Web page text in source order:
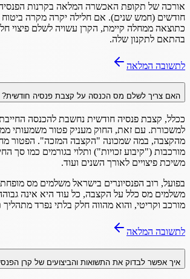
חודשים (חמש שנים). אם חלילה יקרה מקרה ביטוח
כתוצאה ממחלה קיימת, הקרן עשויה לשלם פיצוי
בהתאם לתקנון שלה.
לתשובה המלאה
האם צריך לשלם מס הכנסה על קצבת פנסיה חודשית?
ככלל, קצבת פנסיה חודשית נחשבת להכנסה
למשכורת. עם זאת, החוק מעניק פטור משמעותי
מהקצבה, במה שמכונה "הקצבה המזכה". הפטור
מורכבות ("קיבוע זכויות") ותלוי בגורמים כמו סך
משיכת פיצויים לאורך השנים ועוד.
בפועל, רוב הפנסיונרים בישראל משלמים מס
משלמים מס כלל על הקצבה, כל עוד היא אינה
מורכב וקריטי, והוא מהווה חלק בלתי נפרד מתהליך
לתשובה המלאה
איך אפשר לבדוק את התשואות והביצועים של קרן